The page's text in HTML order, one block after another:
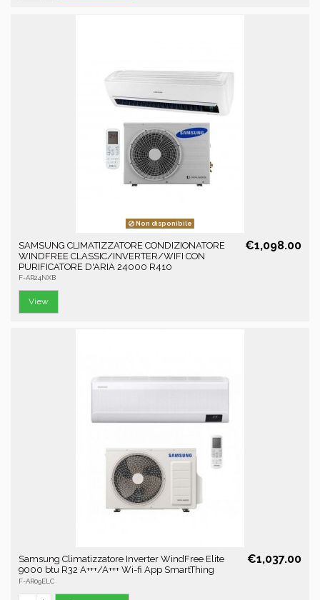
Non disponibile
SAMSUNG CLIMATIZZATORE CONDIZIONATORE
WINDFREE CLASSIC/INVERTER/WIFI CON
PURIFICATORE D'ARIA 24000 R410
F-AR24NXB
€1,098.00
View
Samsung Climatizzatore Inverter WindFree Elite
9000 btu R32 A+++/A+++ Wi-fi App SmartThing
F-AR09ELC
€1,037.00